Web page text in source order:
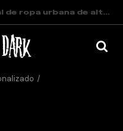
Fabricante profesional integral de ropa urbana de alta gama.
/